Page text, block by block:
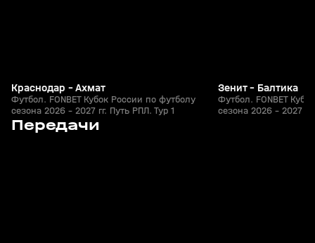
Краснодар - Ахмат
Футбол. FONBET Кубок России по футболу
сезона 2026 - 2027 гг. Путь РПЛ. Тур 1
Зенит - Балтика
Футбол. FONBET
сезона 2026 - 2027
Передачи
06 авг, 22:47